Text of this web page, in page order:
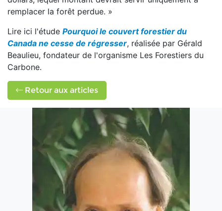
remplacer la forêt perdue. »
Lire ici l'étude Pourquoi le couvert forestier du
Canada ne cesse de régresser, réalisée par Gérald
Beaulieu, fondateur de l'organisme Les Forestiers du
Carbone.
Retour aux articles